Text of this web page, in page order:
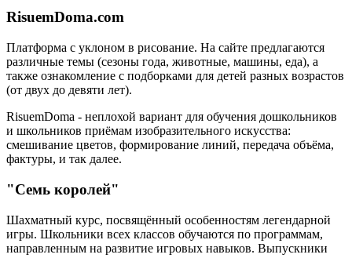
RisuemDoma.com
Платформа с уклоном в рисование. На сайте предлагаются
различные темы (сезоны года, животные, машины, еда), а
также ознакомление с подборками для детей разных возрастов
(от двух до девяти лет).
RisuemDoma - неплохой вариант для обучения дошкольников
и школьников приёмам изобразительного искусства:
смешивание цветов, формирование линий, передача объёма,
фактуры, и так далее.
"Семь королей"
Шахматный курс, посвящённый особенностям легендарной
игры. Школьники всех классов обучаются по программам,
направленным на развитие игровых навыков. Выпускники